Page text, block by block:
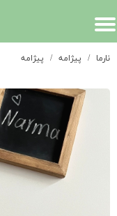
نارما پیژامه پیژامه